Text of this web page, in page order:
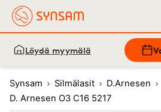
Löydä myymälä
Synsam Silmälasit
D.Arnesen
D. Arnesen O3 C16 5217